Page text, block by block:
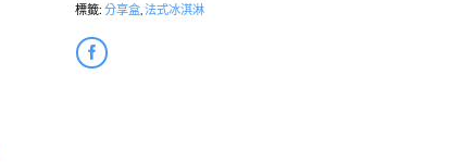
標籤: 分享盒 法式冰淇淋